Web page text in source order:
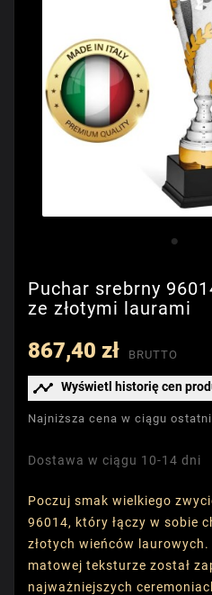
Puchar srebrny
ze złotymi laurami
867,40 zł BRUTTO
 Wyświetl historię cen
Najniższa cena w ciągu
Dostawa w ciągu 10-14 dni
Poczuj smak wielkiego
96014, który łączy w sobie
złotych wieńców laurowych.
matowej teksturze został
najważniejszych